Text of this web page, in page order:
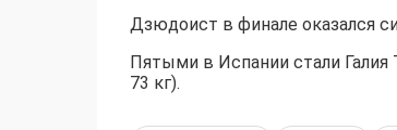
Дзюдоист в финале оказался
Пятыми в Испании стали
73 кг).